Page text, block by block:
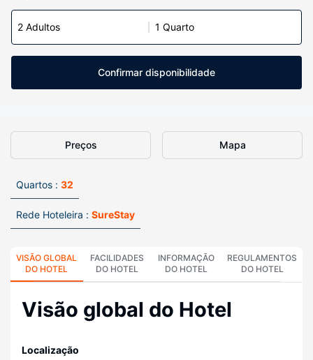
2 Adultos 1 Quarto
Confirmar disponibilidade
Preços Mapa
Quartos : 32
Rede Hoteleira : SureStay
VISÃO GLOBAL
DO HOTEL
FACILIDADES
DO HOTEL
INFORMAÇÃO
DO HOTEL
REGULAMENTOS
DO HOTEL
Visão global do Hotel
Localização